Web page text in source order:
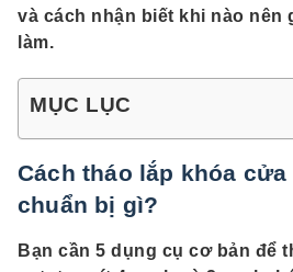
và cách nhận biết khi nào nên
làm.
MỤC LỤC
Cách tháo lắp khóa
chuẩn bị gì?
Bạn cần 5 dụng cụ cơ bản để